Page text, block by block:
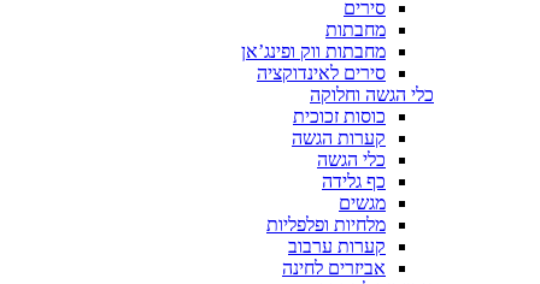
סירים
מחבתות
מחבתות ווק ופינג’אן
סירים לאינדוקציה
כלי הגשה וחלוקה
כוסות זכוכית
קערות הגשה
כלי הגשה
כף גלידה
מגשים
מלחיות ופלפליות
קערות ערבוב
אביזרים לחינה